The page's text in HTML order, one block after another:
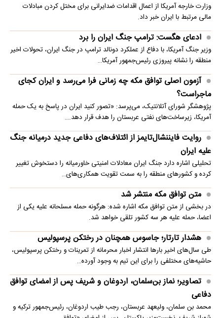
وزارت خارجه آمریکا از اعمال اقدامات ضدایرانی برای مختل کردن مبادلات
مالی مرتبط با ایران خبر داد.
ادعای هگست: ترامپ جنگ ایران را برد
وزیر جنگ آمریکا، با دفاع از عملکرد دونالد ترامپ در جنگ ایران، تحولات اخیر
منطقه را نشانه پیروزی رئیس‌جمهور آمریکا…
آزمون اصلی توافق مکه چه زمانی فرا می‌رسد و ایران کجای
ماجراست؟
پژوهشگر شورای آتلانتیک، می‌پرسد: «تصور کنید ایران در پاسخ به یک حمله
آمریکا، زیرساخت‌های نفتی عربستان را هدف قرار دهد.…
روایت فایننشال‌تایمز از ائتلاف‌های دفاعی جدید درمیانه جنگ
علیه ایران
تحلیلی اشاره دارد جنگ ایران معادلات امنیتی خاورمیانه را دستخوش تغییر
کرده و کشورهای منطقه را به سمت تقویت همکاری‌های…
متن توافق مکه منتشر شد
در بخشی از متن توافق مکه اشاره شده: هرگونه حمله مسلحانه علیه یکی از
اعضا، حمله علیه هر سه کشور تلقی خواهد شد.
هشدار تارتار؛ جاسوس همچنان در رختکن پرسپولیس
طی سال‌های اخیر بارها انتشار اخبار محرمانه از تمرینات و رختکن پرسپولیس،
حاشیه‌های مختلفی را برای این تیم به وجود آورده…
تصاویر؛ نماز بن‌سلمان، اردوغان و شریف پس از امضای توافق
دفاعی
محمد بن سلمان، ولیعهد عربستان، رجب طیب اردوغان، رئیس‌جمهور ترکیه و